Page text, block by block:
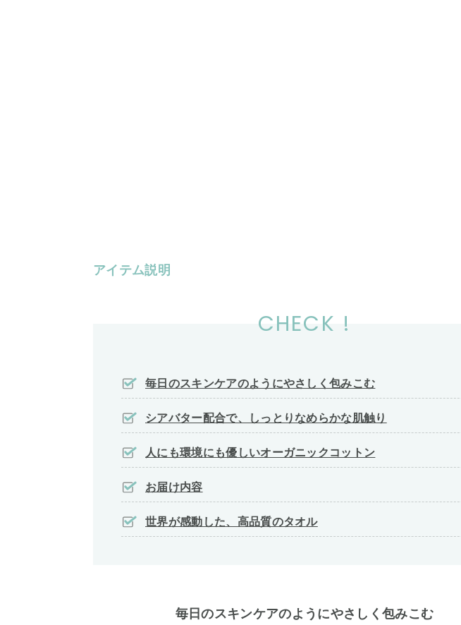
アイテム説明
CHECK !
毎日のスキンケアのようにやさしく包みこむ
シアバター配合で、しっとりなめらかな肌触り
人にも環境にも優しいオーガニックコットン
お届け内容
世界が感動した、高品質のタオル
毎日のスキンケアのようにやさしく包みこむ